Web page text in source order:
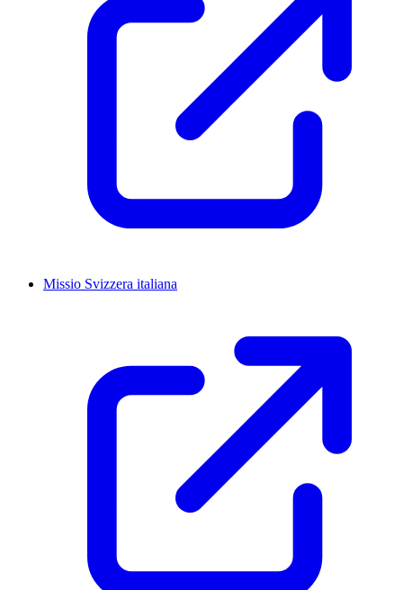
Missio Svizzera italiana